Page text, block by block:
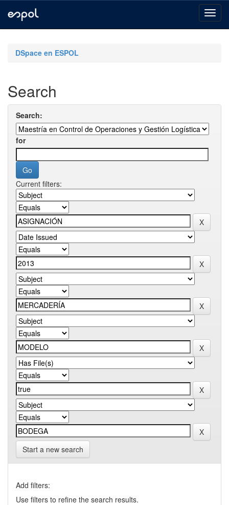
navigationDSpace en ESPOL
Search
Search:
for
Current filters:
Start a new search
Add filters:
Use filters to refine the search results.